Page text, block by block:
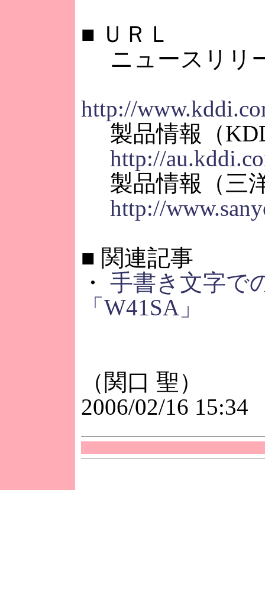
■ ＵＲＬ
ニュースリリ
http://
製品情報（
http://
製品情報（三
http://
■ 関連記事
・ 手書き文字で
「W41SA」
（関口 聖）
2006/02/16 15:34